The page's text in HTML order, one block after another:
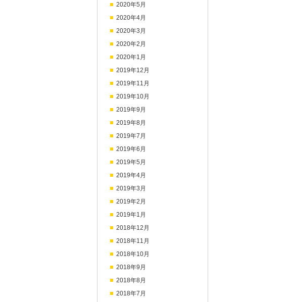
2020年5月
2020年4月
2020年3月
2020年2月
2020年1月
2019年12月
2019年11月
2019年10月
2019年9月
2019年8月
2019年7月
2019年6月
2019年5月
2019年4月
2019年3月
2019年2月
2019年1月
2018年12月
2018年11月
2018年10月
2018年9月
2018年8月
2018年7月